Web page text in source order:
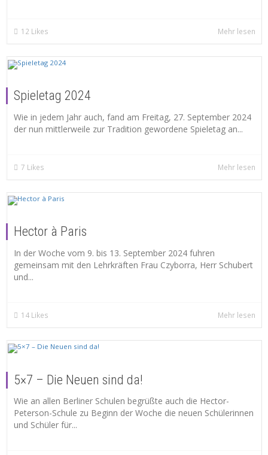
12 Likes Mehr lesen
Spieletag 2024
Wie in jedem Jahr auch, fand am Freitag, 27. September 2024
der nun mittlerweile zur Tradition gewordene Spieletag an...
7 Likes Mehr lesen
Hector à Paris
In der Woche vom 9. bis 13. September 2024 fuhren
gemeinsam mit den Lehrkräften Frau Czyborra, Herr Schubert
und...
14 Likes Mehr lesen
5×7 – Die Neuen sind da!
Wie an allen Berliner Schulen begrüßte auch die Hector-
Peterson-Schule zu Beginn der Woche die neuen Schülerinnen
und Schüler für...